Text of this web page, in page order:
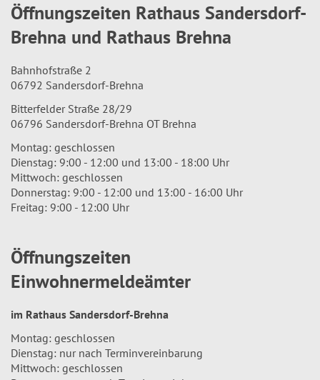
Öffnungszeiten Rathaus Sandersdorf-
Brehna und Rathaus Brehna
Bahnhofstraße 2
06792 Sandersdorf-Brehna
Bitterfelder Straße 28/29
06796 Sandersdorf-Brehna OT Brehna
Montag: geschlossen
Dienstag: 9:00 - 12:00 und 13:00 - 18:00 Uhr
Mittwoch: geschlossen
Donnerstag: 9:00 - 12:00 und 13:00 - 16:00 Uhr
Freitag: 9:00 - 12:00 Uhr
Öffnungszeiten
Einwohnermeldeämter
im Rathaus Sandersdorf-Brehna
Montag: geschlossen
Dienstag: nur nach Terminvereinbarung
Mittwoch: geschlossen